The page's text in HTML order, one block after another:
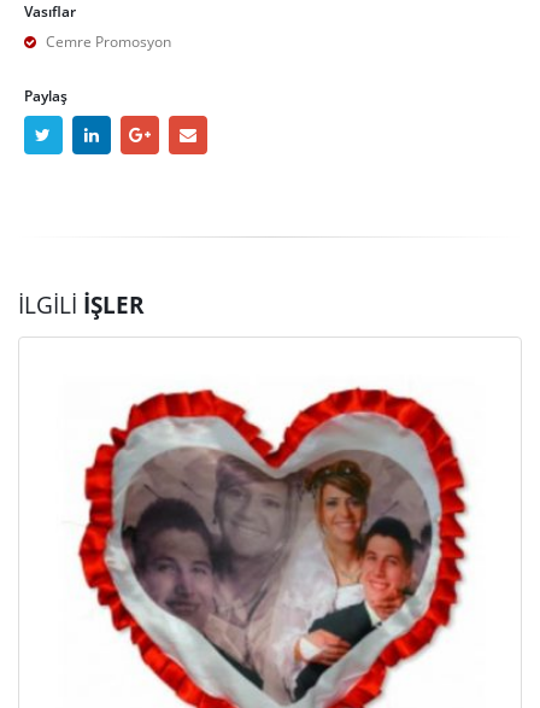
Vasıflar
Cemre Promosyon
Paylaş
İLGILI İŞLER